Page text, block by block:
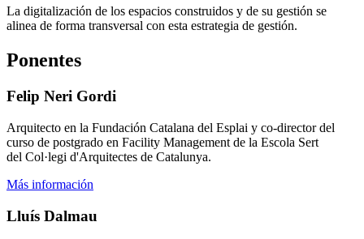
La digitalización de los espacios construidos y de su gestión se
alinea de forma transversal con esta estrategia de gestión.
Ponentes
Felip Neri Gordi
Arquitecto en la Fundación Catalana del Esplai y co-director del
curso de postgrado en Facility Management de la Escola Sert
del Col·legi d'Arquitectes de Catalunya.
Más información
Lluís Dalmau